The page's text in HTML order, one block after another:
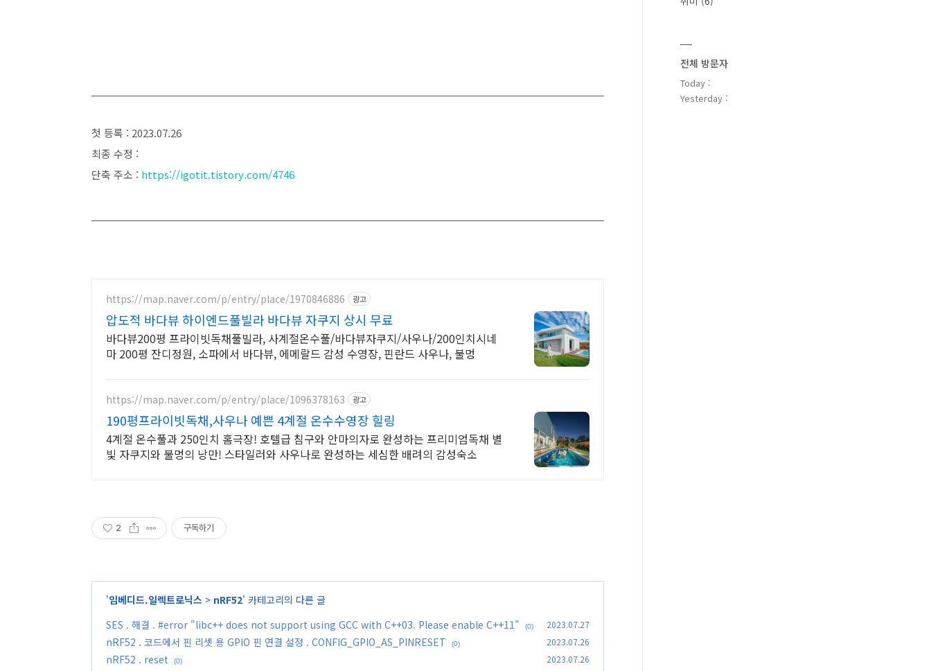
첫 등록 : 2023.07.26
최종 수정 :
단축 주소 : https://igotit.tistory.com/4746
https://map.naver.com/p/entry/place/1970846886 광고
압도적 바다뷰 하이엔드풀빌라 바다뷰 자쿠지 상시 무료
바다뷰200평 프라이빗독채풀빌라, 사계절온수풀/바다뷰자쿠지/사우나/200인치시네
마 200평 잔디정원, 소파에서 바다뷰, 에메랄드 감성 수영장, 핀란드 사우나, 불멍
https://map.naver.com/p/entry/place/1096378163 광고
190평프라이빗독채,사우나 예쁜 4계절 온수수영장 힐링
4계절 온수풀과 250인치 홈극장! 호텔급 침구와 안마의자로 완성하는 프리미엄독채 별
빛 자쿠지와 불멍의 낭만! 스타일러와 사우나로 완성하는 세심한 배려의 감성숙소
2 구독하기
'임베디드.일렉트로닉스 > nRF52' 카테고리의 다른 글
SES . 해결 . #error "libc++ does not support using GCC with C++03. Please enable C++11"
(0) 2023.07.27
nRF52 . 코드에서 핀 리셋 용 GPIO 핀 연결 설정 . CONFIG_GPIO_AS_PINRESET (0) 2023.07.26
nRF52 . reset (0) 2023.07.26
전체 방문자
Today :
Yesterday :